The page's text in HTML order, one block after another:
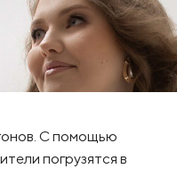
С помощью
погрузятся в